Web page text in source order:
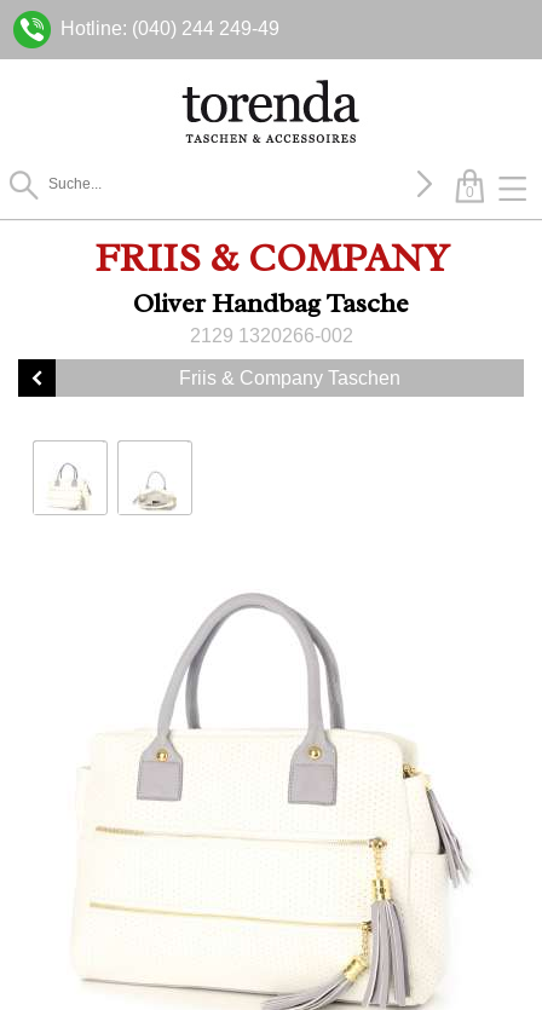
Hotline: (040) 244 249-49
0
FRIIS & COMPANY
Oliver Handbag Tasche
2129 1320266-002
Friis & Company Taschen